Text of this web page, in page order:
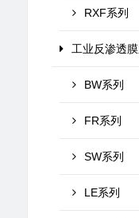
RXF系列
工业反渗透膜
BW系列
FR系列
SW系列
LE系列